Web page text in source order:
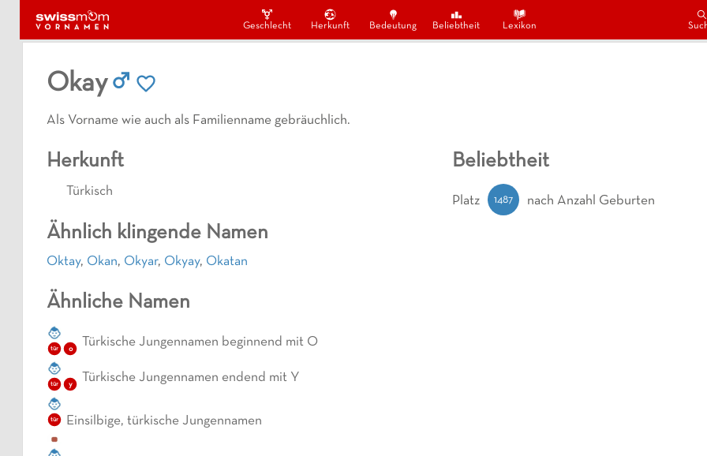
Geschlecht Herkunft Bedeutung Beliebtheit Lexikon
Okay
Als Vorname wie auch als Familienname gebräuchlich.
Herkunft
Türkisch
Ähnlich klingende Namen
Oktay, Okan, Okyar, Okyay, Okatan
Ähnliche Namen
tür o Türkische Jungennamen beginnend mit O
tür y
Türkische Jungennamen endend mit Y
tür Einsilbige, türkische Jungennamen
Beliebtheit
Platz 1487 nach Anzahl Geburten